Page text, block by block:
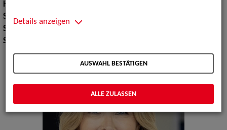
Hüfte:
Schuhgröße:
40
Specials:
Sport:
Details anzeigen
AUSWAHL BESTÄTIGEN
ALLE ZULASSEN